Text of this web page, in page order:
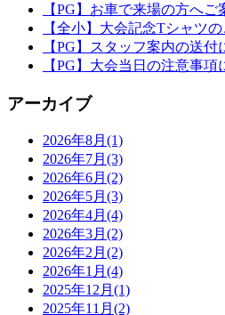
【PG】お車で来場の方へご
【全小】大会記念Tシャツ
【PG】スタッフ案内の送付
【PG】大会当日の注意事項
アーカイブ
2026年8月(1)
2026年7月(3)
2026年6月(2)
2026年5月(3)
2026年4月(4)
2026年3月(2)
2026年2月(2)
2026年1月(4)
2025年12月(1)
2025年11月(2)